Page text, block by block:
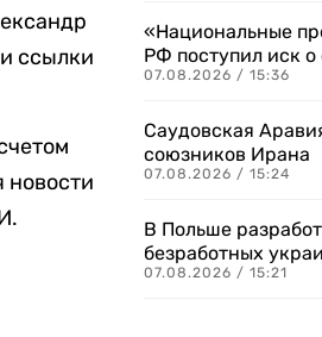
ссылки
новости
«Национальные
РФ поступил иск
07.08.2026 / 15:36
Саудовская
союзников Ирана
07.08.2026 / 15:24
В Польше
безработных
07.08.2026 / 15:21